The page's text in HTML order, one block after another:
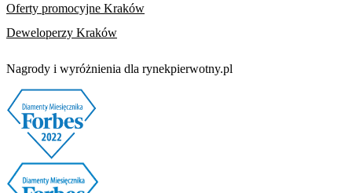
Oferty promocyjne Kraków
Deweloperzy Kraków
Nagrody i wyróżnienia dla rynekpierwotny.pl